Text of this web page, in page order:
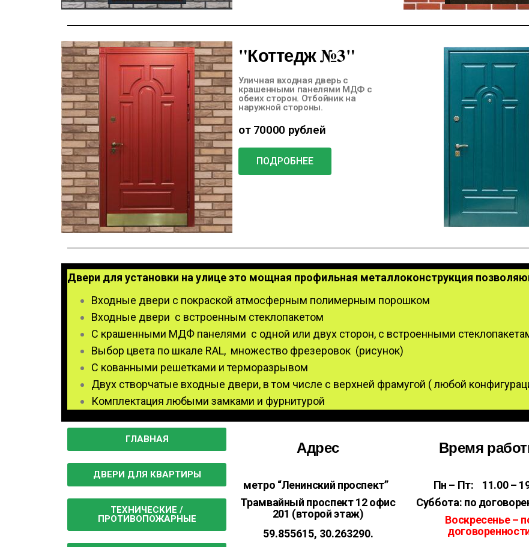
"Коттедж №3"
Уличная входная дверь с
крашенными панелями МДФ с
обеих сторон. Отбойник на
наружной стороны.
от 70000 рублей
ПОДРОБНЕЕ
Двери для установки на улице это мощная профильная металлоконструкция
Входные двери с покраской атмосферным полимерным порошком
Входные двери с встроенным стеклопакетом
С крашенными МДФ панелями с одной или двух сторон, с встроенными
Выбор цвета по шкале RAL, множество фрезеровок (рисунок)
С кованными решетками и терморазрывом
Двух створчатые входные двери, в том числе с верхней фрамугой ( любой
Комплектация любыми замками и фурнитурой
ГЛАВНАЯ
ДВЕРИ ДЛЯ КВАРТИРЫ
ТЕХНИЧЕСКИЕ /
ПРОТИВОПОЖАРНЫЕ
Адрес
метро “Ленинский проспект”
Трамвайный проспект 12 офис
201 (второй этаж)
59.855615, 30.263290.
Время
Пн – Пт: 11.00 –
Суббота: по
Воскресенье –